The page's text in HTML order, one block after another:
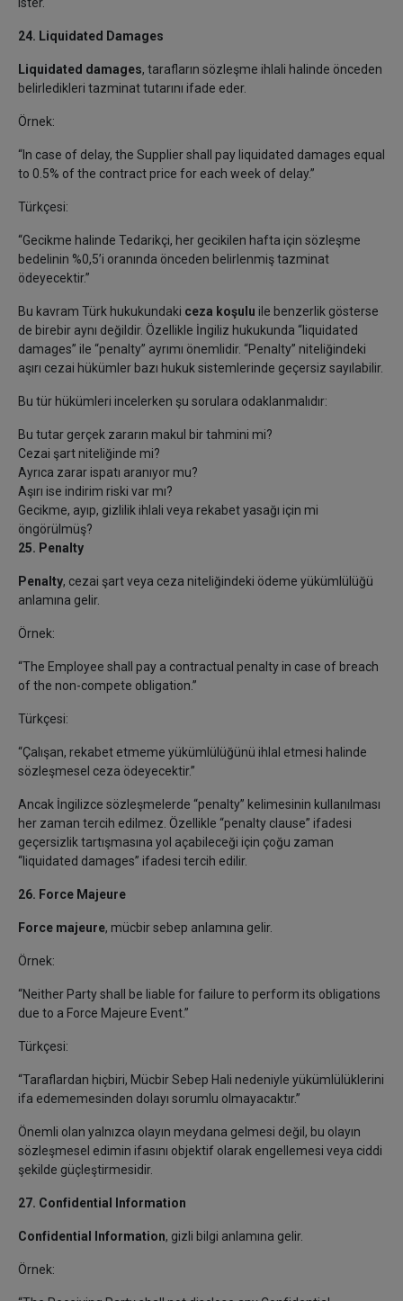
24. Liquidated Damages
Liquidated damages, tarafların sözleşme ihlali halinde önceden
belirledikleri tazminat tutarını ifade eder.
Örnek:
“In case of delay, the Supplier shall pay liquidated damages equal
to 0.5% of the contract price for each week of delay.”
Türkçesi:
“Gecikme halinde Tedarikçi, her gecikilen hafta için sözleşme
bedelinin %0,5’i oranında önceden belirlenmiş tazminat
ödeyecektir.”
Bu kavram Türk hukukundaki ceza koşulu ile benzerlik gösterse
de birebir aynı değildir. Özellikle İngiliz hukukunda “liquidated
damages” ile “penalty” ayrımı önemlidir. “Penalty” niteliğindeki
aşırı cezai hükümler bazı hukuk sistemlerinde geçersiz sayılabilir.
Bu tür hükümleri incelerken şu sorulara odaklanmalıdır:
Bu tutar gerçek zararın makul bir tahmini mi?
Cezai şart niteliğinde mi?
Ayrıca zarar ispatı aranıyor mu?
Aşırı ise indirim riski var mı?
Gecikme, ayıp, gizlilik ihlali veya rekabet yasağı için mi
öngörülmüş?
25. Penalty
Penalty, cezai şart veya ceza niteliğindeki ödeme yükümlülüğü
anlamına gelir.
Örnek:
“The Employee shall pay a contractual penalty in case of breach
of the non-compete obligation.”
Türkçesi:
“Çalışan, rekabet etmeme yükümlülüğünü ihlal etmesi halinde
sözleşmesel ceza ödeyecektir.”
Ancak İngilizce sözleşmelerde “penalty” kelimesinin kullanılması
her zaman tercih edilmez. Özellikle “penalty clause” ifadesi
geçersizlik tartışmasına yol açabileceği için çoğu zaman
“liquidated damages” ifadesi tercih edilir.
26. Force Majeure
Force majeure, mücbir sebep anlamına gelir.
Örnek:
“Neither Party shall be liable for failure to perform its obligations
due to a Force Majeure Event.”
Türkçesi:
“Taraflardan hiçbiri, Mücbir Sebep Hali nedeniyle yükümlülüklerini
ifa edememesinden dolayı sorumlu olmayacaktır.”
Önemli olan yalnızca olayın meydana gelmesi değil, bu olayın
sözleşmesel edimin ifasını objektif olarak engellemesi veya ciddi
şekilde güçleştirmesidir.
27. Confidential Information
Confidential Information, gizli bilgi anlamına gelir.
Örnek: